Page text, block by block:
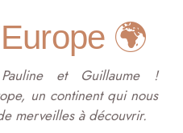
🌍
et Guillaume !
un continent qui nous
merveilles à découvrir.